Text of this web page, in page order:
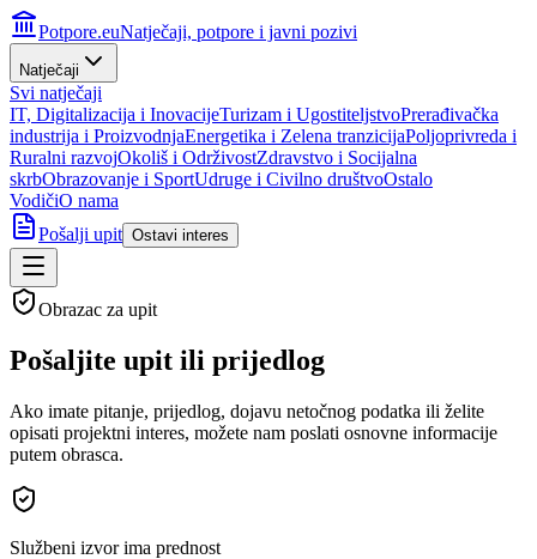
Potpore.euNatječaji, potpore i javni pozivi
Natječaji
Svi natječaji
IT, Digitalizacija i InovacijeTurizam i UgostiteljstvoPrerađivačka
industrija i ProizvodnjaEnergetika i Zelena tranzicijaPoljoprivreda i
Ruralni razvojOkoliš i OdrživostZdravstvo i Socijalna
skrbObrazovanje i SportUdruge i Civilno društvoOstalo
VodičiO nama
Pošalji upit Ostavi interes
Obrazac za upit
Pošaljite upit ili prijedlog
Ako imate pitanje, prijedlog, dojavu netočnog podatka ili želite
opisati projektni interes, možete nam poslati osnovne informacije
putem obrasca.
Službeni izvor ima prednost